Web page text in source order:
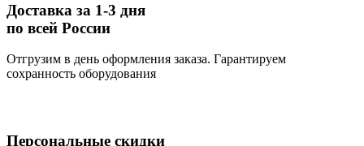
Доставка за 1-3 дня
по всей России
Отгрузим в день оформления заказа. Гарантируем
сохранность оборудования
Персональные скидки